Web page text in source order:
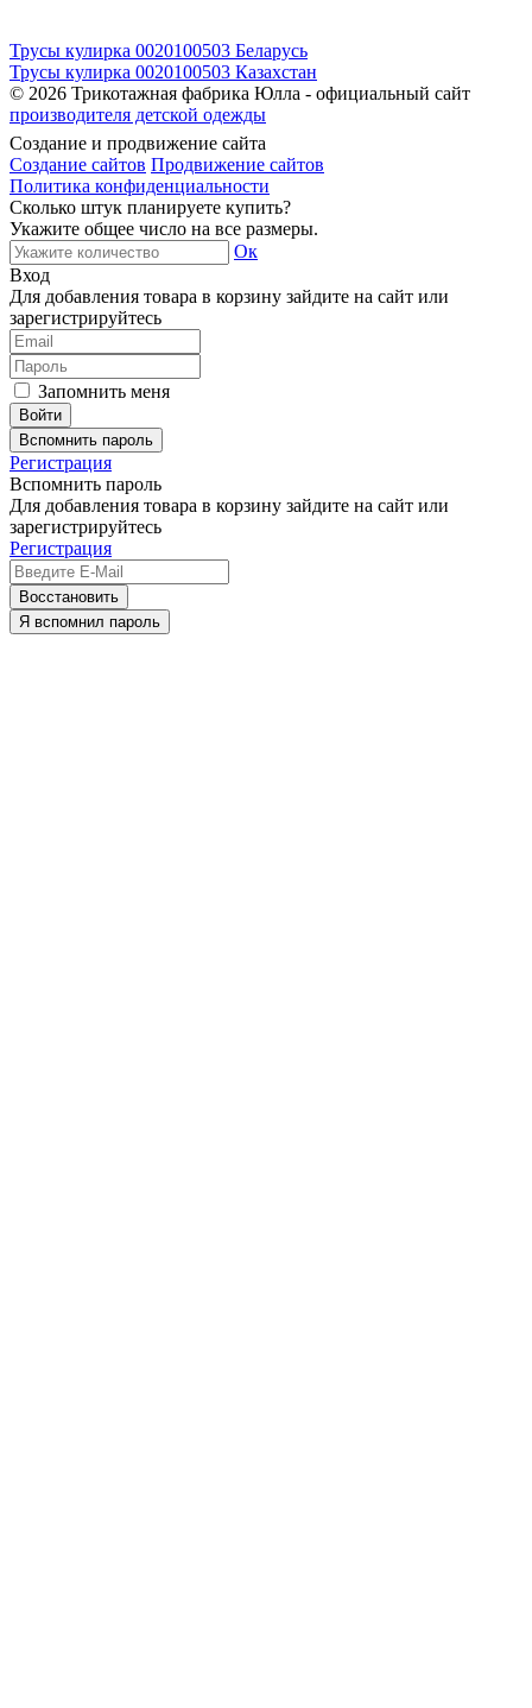
Трусы кулирка 0020100503 Беларусь
Трусы кулирка 0020100503 Казахстан
© 2026 Трикотажная фабрика Юлла - официальный сайт
производителя детской одежды
Создание и продвижение сайта
Создание сайтов Продвижение сайтов
Политика конфиденциальности
Сколько штук планируете купить?
Укажите общее число на все размеры.
Ок
Вход
Для добавления товара в корзину зайдите на сайт или
зарегистрируйтесь
Запомнить меня
Вспомнить пароль
Регистрация
Вспомнить пароль
Для добавления товара в корзину зайдите на сайт или
зарегистрируйтесь
Регистрация
Восстановить
Я вспомнил пароль